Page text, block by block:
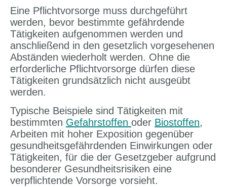
Eine Pflichtvorsorge muss durchgeführt
werden, bevor bestimmte gefährdende
Tätigkeiten aufgenommen werden und
anschließend in den gesetzlich vorgesehenen
Abständen wiederholt werden. Ohne die
erforderliche Pflichtvorsorge dürfen diese
Tätigkeiten grundsätzlich nicht ausgeübt
werden.
Typische Beispiele sind Tätigkeiten mit
bestimmten Gefahrstoffen oder Biostoffen,
Arbeiten mit hoher Exposition gegenüber
gesundheitsgefährdenden Einwirkungen oder
Tätigkeiten, für die der Gesetzgeber aufgrund
besonderer Gesundheitsrisiken eine
verpflichtende Vorsorge vorsieht.